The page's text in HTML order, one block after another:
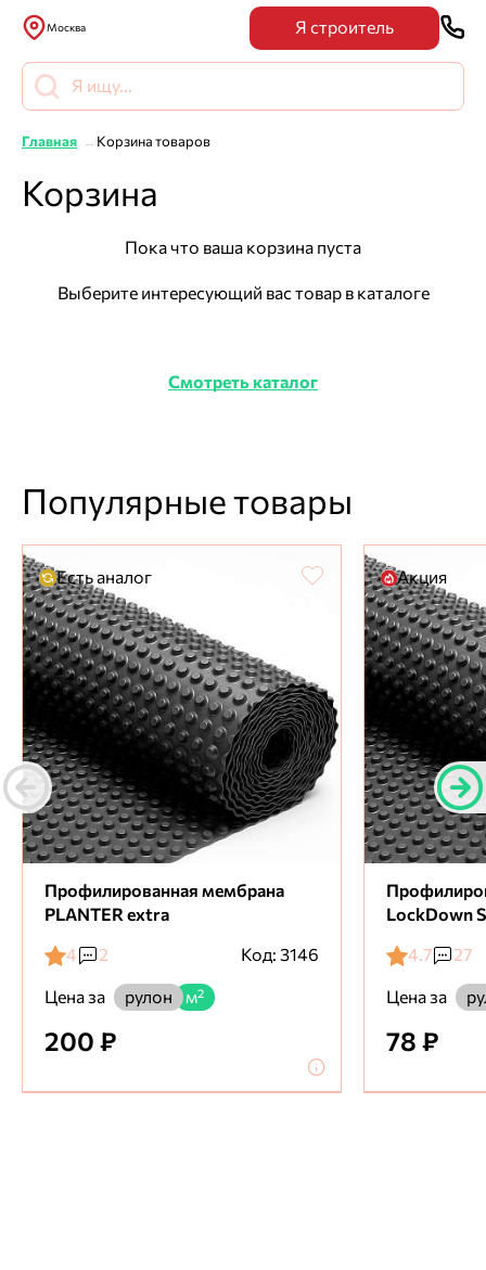
Москва Я строитель
Главная Корзина товаров
Корзина
Пока что ваша корзина пуста
Выберите интересующий вас товар в каталоге
Смотреть каталог
Популярные товары
Есть аналог
Профилированная мембрана
PLANTER extra
4
2
Код: 3146
Цена за
рулон м²
200 ₽
Акция
LockDown
4.7
27
Цена за
78 ₽